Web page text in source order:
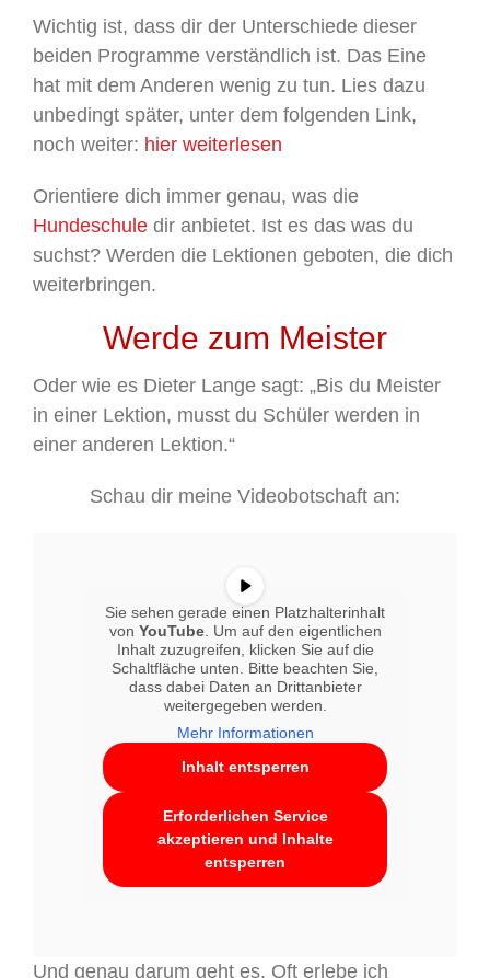
Wichtig ist, dass dir der Unterschiede dieser
beiden Programme verständlich ist. Das Eine
hat mit dem Anderen wenig zu tun. Lies dazu
unbedingt später, unter dem folgenden Link,
noch weiter: hier weiterlesen
Orientiere dich immer genau, was die
Hundeschule dir anbietet. Ist es das was du
suchst? Werden die Lektionen geboten, die dich
weiterbringen.
Werde zum Meister
Oder wie es Dieter Lange sagt: „Bis du Meister
in einer Lektion, musst du Schüler werden in
einer anderen Lektion.“
Schau dir meine Videobotschaft an:
Sie sehen gerade einen Platzhalterinhalt
von YouTube. Um auf den eigentlichen
Inhalt zuzugreifen, klicken Sie auf die
Schaltfläche unten. Bitte beachten Sie,
dass dabei Daten an Drittanbieter
weitergegeben werden.
Mehr Informationen
Inhalt entsperren
Erforderlichen Service
akzeptieren und Inhalte
entsperren
Und genau darum geht es. Oft erlebe ich